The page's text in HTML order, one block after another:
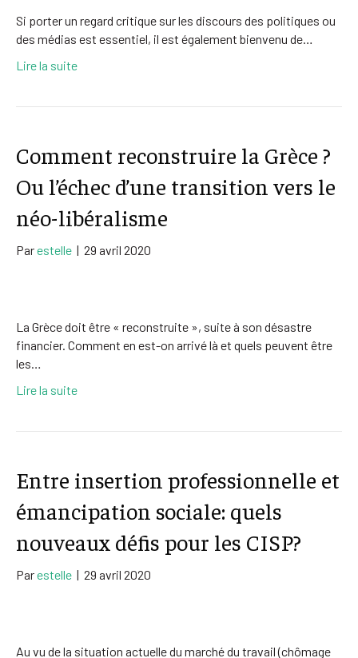
Si porter un regard critique sur les discours des politiques ou
des médias est essentiel, il est également bienvenu de…
Lire la suite
Comment reconstruire la Grèce ?
Ou l’échec d’une transition vers le
néo-libéralisme
Parestelle | 29 avril 2020
La Grèce doit être « reconstruite », suite à son désastre
financier. Comment en est-on arrivé là et quels peuvent être
les…
Lire la suite
Entre insertion professionnelle et
émancipation sociale: quels
nouveaux défis pour les CISP?
Parestelle | 29 avril 2020
Au vu de la situation actuelle du marché du travail (chômage